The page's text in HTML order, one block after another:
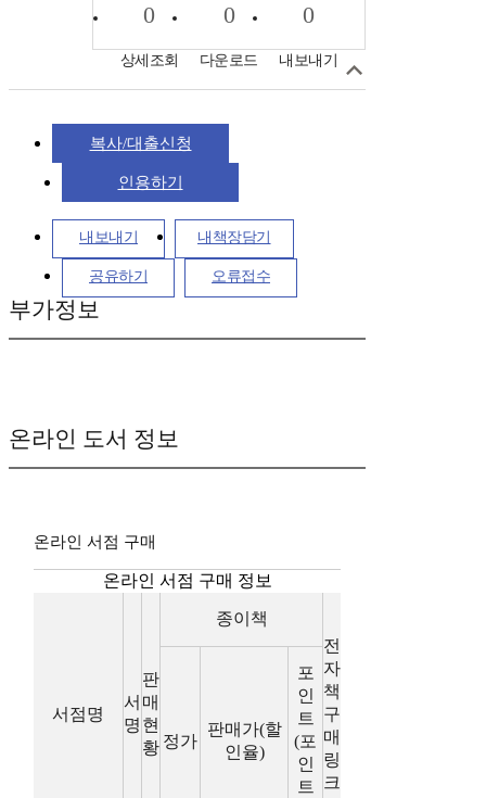
0
상세조회
0
다운로드
0
내보내기
복사/대출신청
인용하기
내보내기 내책장담기
공유하기 오류접수
부가정보
온라인 도서 정보
온라인 서점 구매
온라인 서점 구매 정보
서점명
서
명
판
매
현
황
종이책
전
자
책
구
매
링
크
정가
판매가(할
인율)
포
인
트
(포
인
트